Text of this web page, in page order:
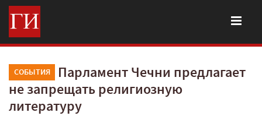
СОБЫТИЯ
Парламент Чечни предлагает
не запрещать религиозную
литературу